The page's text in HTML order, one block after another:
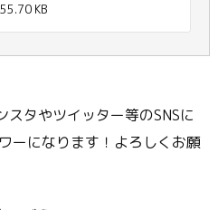
55.70 KB
タやツイッター等のSNSに
ーになります！よろしくお願